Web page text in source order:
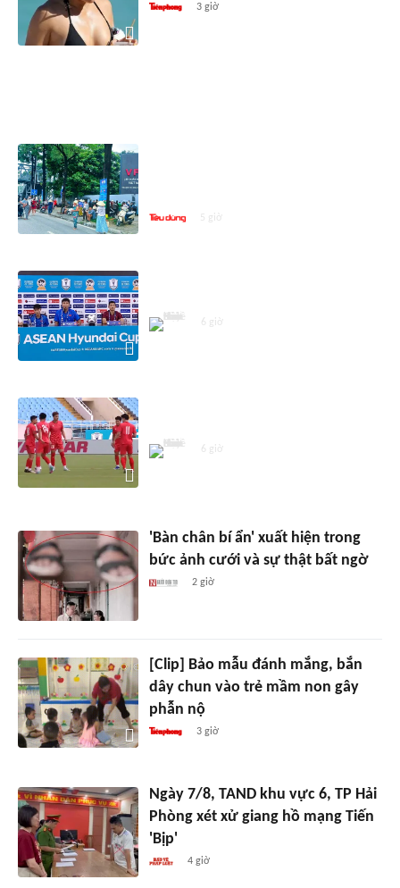
3 giờ
5 giờ
6 giờ
6 giờ
'Bàn chân bí ẩn' xuất hiện trong
bức ảnh cưới và sự thật bất ngờ
2 giờ
[Clip] Bảo mẫu đánh mắng, bắn
dây chun vào trẻ mầm non gây
phẫn nộ
3 giờ
Ngày 7/8, TAND khu vực 6, TP Hải
Phòng xét xử giang hồ mạng Tiến
'Bịp'
4 giờ